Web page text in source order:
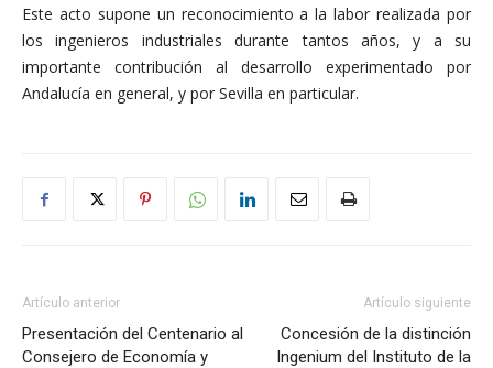
Este acto supone un reconocimiento a la labor realizada por
los ingenieros industriales durante tantos años, y a su
importante contribución al desarrollo experimentado por
Andalucía en general, y por Sevilla en particular.
Artículo anterior
Presentación del Centenario al
Consejero de Economía y
Artículo siguiente
Concesión de la distinción
Ingenium del Instituto de la